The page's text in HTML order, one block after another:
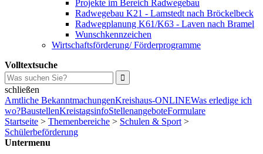
Projekte im Bereich Radwegebau
Radwegebau K21 - Lamstedt nach Bröckelbeck
Radwegplanung K61/K63 - Laven nach Bramel
Wunschkennzeichen
Wirtschaftsförderung/ Förderprogramme
Volltextsuche
schließen
Amtliche BekanntmachungenKreishaus-ONLINEWas erledige ich
wo?BaustellenKreistagsinfoStellenangeboteFormulare
Startseite > Themenbereiche > Schulen & Sport >
Schülerbeförderung
Untermenu